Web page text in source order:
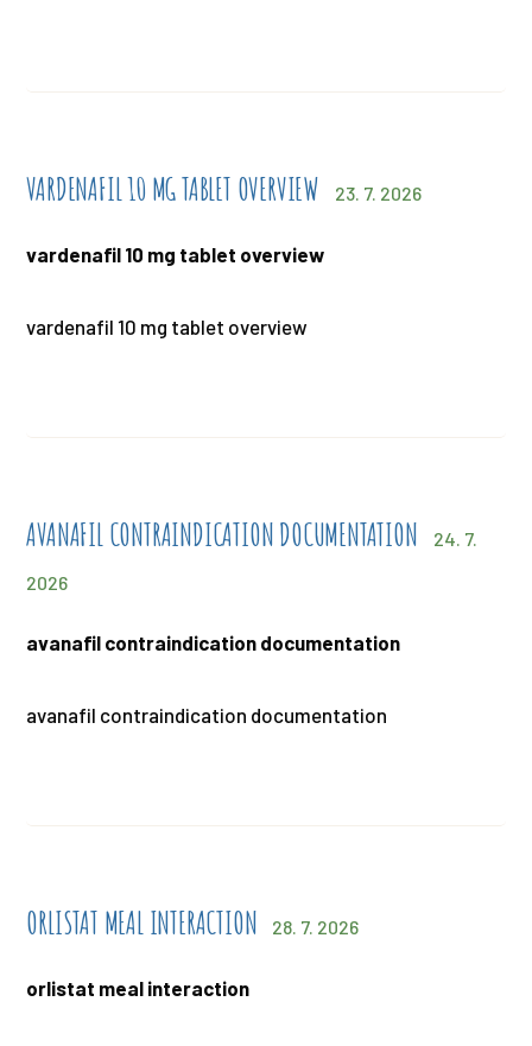
VARDENAFIL 10 MG TABLET OVERVIEW 23. 7. 2026
vardenafil 10 mg tablet overview
vardenafil 10 mg tablet overview
AVANAFIL CONTRAINDICATION DOCUMENTATION
24. 7.
2026
avanafil contraindication documentation
avanafil contraindication documentation
ORLISTAT MEAL INTERACTION 28. 7. 2026
orlistat meal interaction